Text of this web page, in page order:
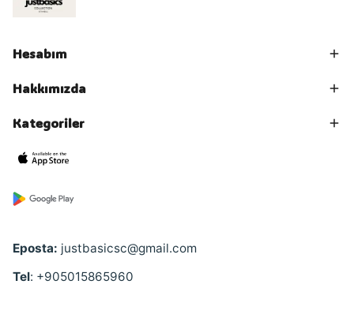
Hesabım
Hakkımızda
Kategoriler
Eposta: justbasicsc@gmail.com
Tel: +905015865960